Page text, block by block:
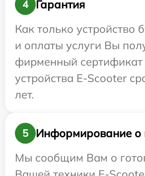
4
Гарантия
Как только устройство
и оплаты услуги Вы
фирменный сертификат
устройства E-Scooter
лет.
5
Информирование о
Мы сообщим Вам о